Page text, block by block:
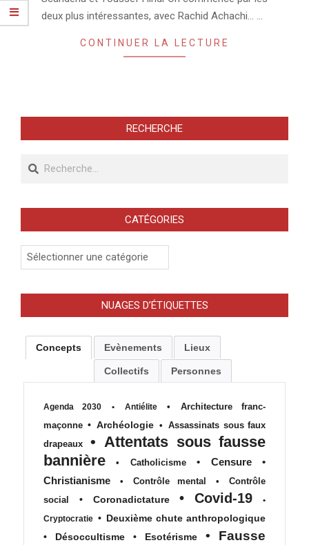
deux plus intéressantes, avec Rachid Achachi… …
CONTINUER LA LECTURE
RECHERCHE
Recherche
CATÉGORIES
Catégories
NUAGES D’ÉTIQUETTES
Concepts Evènements Lieux
Collectifs Personnes
Agenda 2030 • Antiélite •
Architecture franc-
maçonne • Archéologie • Assassinats sous faux
drapeaux
• Attentats sous fausse
bannière
• Catholicisme • Censure
•
Christianisme
• Contrôle mental •
Contrôle
social
• Coronadictature • Covid-19
•
Cryptocratie • Deuxième chute anthropologique
•
Désoccultisme • Esotérisme •
Fausse